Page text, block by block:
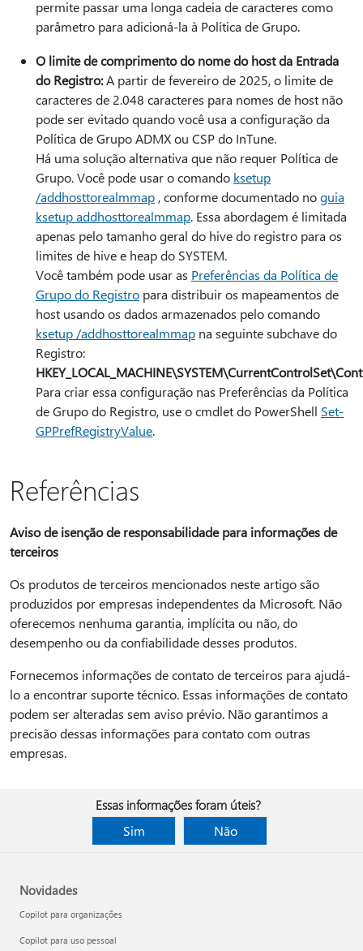
permite passar uma longa cadeia de caracteres como
parâmetro para adicioná-la à Política de Grupo.
O limite de comprimento do nome do host da Entrada
do Registro:A partir de fevereiro de 2025, o limite de
caracteres de 2.048 caracteres para nomes de host não
pode ser evitado quando você usa a configuração da
Política de Grupo ADMX ou CSP do InTune.
Há uma solução alternativa que não requer Política de
Grupo. Você pode usar o comando ksetup
/addhosttorealmmap , conforme documentado noguia
ksetup addhosttorealmmap. Essa abordagem é limitada
apenas pelo tamanho geral do hive do registro para os
limites de hive e heap do SYSTEM.
Você também pode usar as Preferências da Política de
Grupo do Registro para distribuir os mapeamentos de
host usando os dados armazenados pelo comando
ksetup /addhosttorealmmap na seguinte subchave do
Registro:
Para criar essa configuração nas Preferências da Política
de Grupo do Registro, use o cmdlet do PowerShell Set-
GPPrefRegistryValue.
Referências
Aviso de isenção de responsabilidade para informações de
terceiros
Os produtos de terceiros mencionados neste artigo são
produzidos por empresas independentes da Microsoft. Não
oferecemos nenhuma garantia, implícita ou não, do
desempenho ou da confiabilidade desses produtos.
Fornecemos informações de contato de terceiros para ajudá-
lo a encontrar suporte técnico. Essas informações de contato
podem ser alteradas sem aviso prévio. Não garantimos a
precisão dessas informações para contato com outras
empresas.
Essas informações foram úteis?
Sim
Não
Novidades
Copilot para organizações
Copilot para uso pessoal